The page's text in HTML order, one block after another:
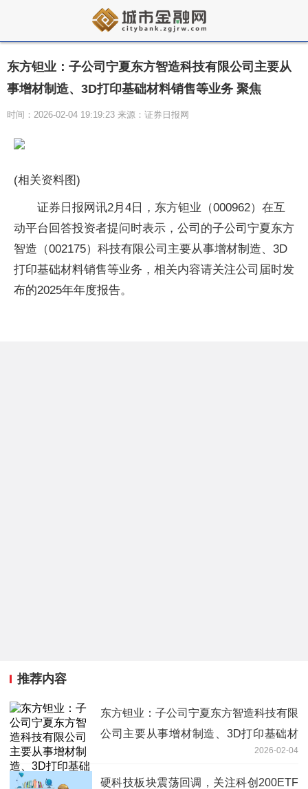
东方钽业：子公司宁夏东方智造科技有限公司主要从
事增材制造、3D打印基础材料销售等业务 聚焦
时间：2026-02-04 19:19:23 来源：证券日报网
(相关资料图)
证券日报网讯2月4日，东方钽业（000962）在互
动平台回答投资者提问时表示，公司的子公司宁夏东方
智造（002175）科技有限公司主要从事增材制造、3D
打印基础材料销售等业务，相关内容请关注公司届时发
布的2025年年度报告。
推荐内容
东方钽业：子公司宁夏东方智造科技有限
公司主要从事增材制造、3D打印基础材
2026-02-04
硬科技板块震荡回调，关注科创200ETF